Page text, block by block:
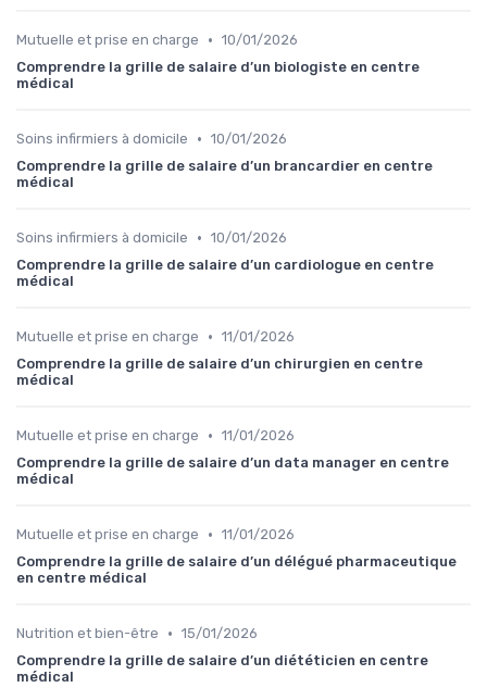
Mutuelle et prise en charge • 10/01/2026
Comprendre la grille de salaire d’un biologiste en centre
médical
Soins infirmiers à domicile • 10/01/2026
Comprendre la grille de salaire d’un brancardier en centre
médical
Soins infirmiers à domicile • 10/01/2026
Comprendre la grille de salaire d’un cardiologue en centre
médical
Mutuelle et prise en charge • 11/01/2026
Comprendre la grille de salaire d’un chirurgien en centre
médical
Mutuelle et prise en charge • 11/01/2026
Comprendre la grille de salaire d’un data manager en centre
médical
Mutuelle et prise en charge • 11/01/2026
Comprendre la grille de salaire d’un délégué pharmaceutique
en centre médical
Nutrition et bien-être • 15/01/2026
Comprendre la grille de salaire d’un diététicien en centre
médical